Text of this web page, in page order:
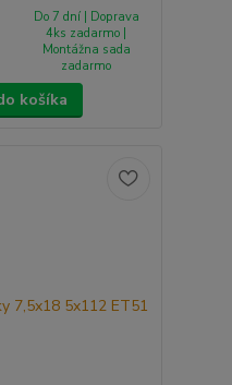
Do 7 dní | Doprava
4ks zadarmo |
Montážna sada
zadarmo
košíka